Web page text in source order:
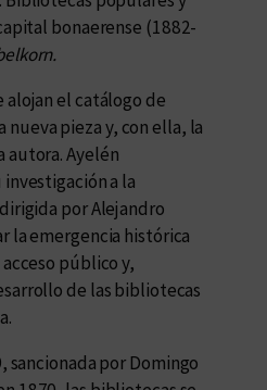
bonaerense (1882-
alojan el catálogo de
nueva pieza y, con ella, la
autora. Ayelén
a la
por Alejandro
la emergencia histórica
público y,
de las bibliotecas
sancionada por Domingo